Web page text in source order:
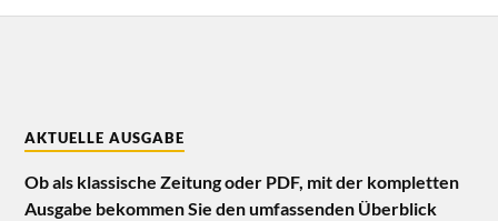
AKTUELLE AUSGABE
Ob als klassische Zeitung oder PDF, mit der kompletten
Ausgabe bekommen Sie den umfassenden Überblick